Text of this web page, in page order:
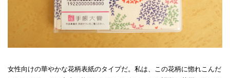
女性向けの華やかな花柄表紙のタイプだ。私は、この花柄に惚れこんだ